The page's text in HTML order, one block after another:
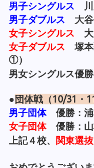
男子シングルス 川
男子ダブルス 大谷
女子シングルス 大
女子ダブルス 塚本
①）
男女シングルス優勝
● 団体戦（10/31・
男子団体優勝：浦
女子団体優勝：山
上記４校、
関東選